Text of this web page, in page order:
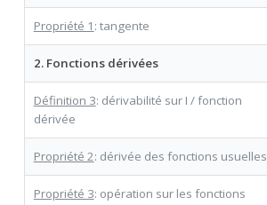
Propriété 1 : tangente
2. Fonctions dérivées
Définition 3: dérivabilité sur I / fonction
dérivée
Propriété 2: dérivée des fonctions usuelles
Propriété 3: opération sur les fonctions